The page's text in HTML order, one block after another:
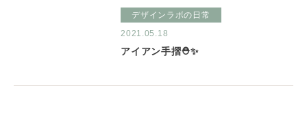
2021.05.18
デザインラボの日常
アイアン手摺⛑✨